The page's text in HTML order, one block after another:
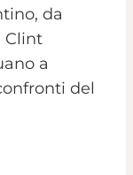
da
Clint
a
del